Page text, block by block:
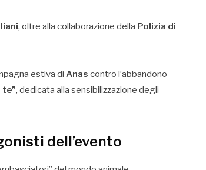
, oltre alla collaborazione della Polizia di
estiva di Anas contro l’abbandono
te”, dedicata alla sensibilizzazione degli
dell’evento